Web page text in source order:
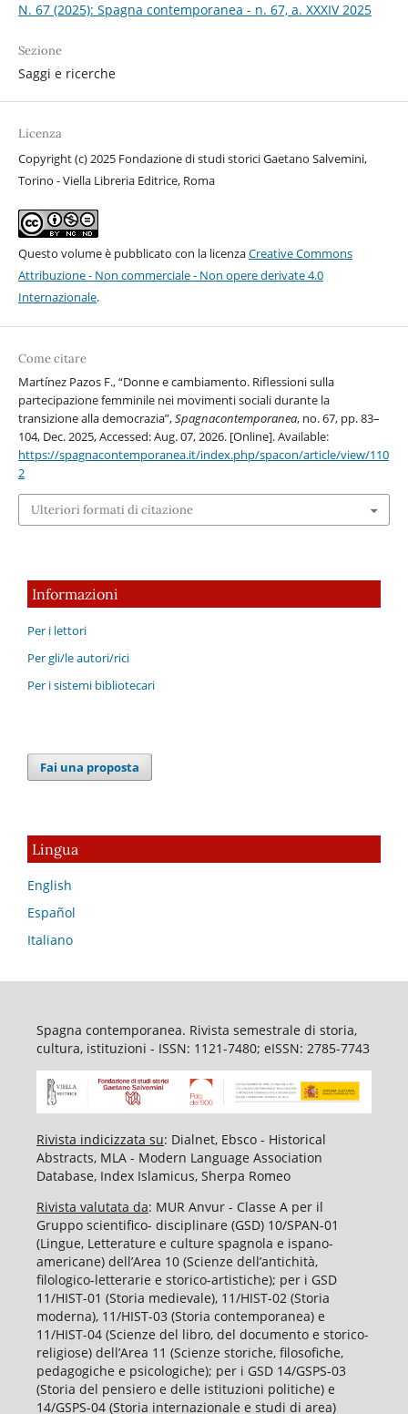
N. 67 (2025): Spagna contemporanea - n. 67, a. XXXIV 2025
Sezione
Saggi e ricerche
Licenza
Copyright (c) 2025 Fondazione di studi storici Gaetano Salvemini,
Torino - Viella Libreria Editrice, Roma
Questo volume è pubblicato con la licenzaCreative Commons
Attribuzione - Non commerciale - Non opere derivate 4.0
Internazionale.
Come citare
Martínez Pazos F., “Donne e cambiamento. Riflessioni sulla
partecipazione femminile nei movimenti sociali durante la
transizione alla democrazia”,Spagnacontemporanea, no. 67, pp. 83–
104, Dec. 2025, Accessed: Aug. 07, 2026. [Online]. Available:
https://spagnacontemporanea.it/index.php/spacon/article/view/110
2
Ulteriori formati di citazione
Informazioni
Per i lettori
Per gli/le autori/rici
Per i sistemi bibliotecari
Fai una proposta
Lingua
English
Español
Italiano
Spagna contemporanea. Rivista semestrale di storia,
cultura, istituzioni - ISSN: 1121-7480; eISSN: 2785-7743
Rivista indicizzata su: Dialnet, Ebsco - Historical
Abstracts, MLA - Modern Language Association
Database, Index Islamicus, Sherpa Romeo
Rivista valutata da: MUR Anvur - Classe A per il
Gruppo scientifico- disciplinare (GSD) 10/SPAN-01
(Lingue, Letterature e culture spagnola e ispano-
americane) dell’Area 10 (Scienze dell’antichità,
filologico-letterarie e storico-artistiche); per i GSD
11/HIST-01 (Storia medievale), 11/HIST-02 (Storia
moderna), 11/HIST-03 (Storia contemporanea) e
11/HIST-04 (Scienze del libro, del documento e storico-
religiose) dell’Area 11 (Scienze storiche, filosofiche,
pedagogiche e psicologiche); per i GSD 14/GSPS-03
(Storia del pensiero e delle istituzioni politiche) e
14/GSPS-04 (Storia internazionale e studi di area)